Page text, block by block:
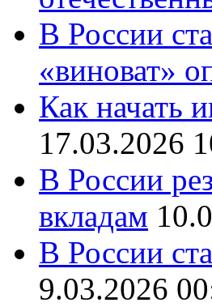
В России
«виноват»
Как начать
17.03.2026
В России
вкладам
В России
9.03.2026